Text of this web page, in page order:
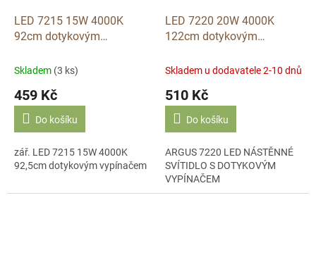
LED 7215 15W 4000K
92cm dotykovým
Skladem (3 ks)
459 Kč
Do košíku
zář. LED 7215 15W 4000K
92,5cm dotykovým vypínačem
LED 7220 20W 4000K
122cm dotykovým
Skladem u dodavatele 2-10 dnů
510 Kč
Do košíku
ARGUS 7220 LED NÁSTĚNNÉ
SVÍTIDLO S DOTYKOVÝM
VYPÍNAČEM